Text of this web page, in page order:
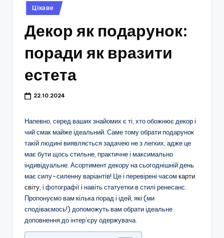
Опубліковано
у
Цікаве
Декор як подарунок:
поради як вразити
естета
22.10.2024
Напевно, серед ваших знайомих є ті, хто обожнює декор і
чий смак майже ідеальний. Саме тому обрати подарунок
такій людині виявляється задачею не з легких, адже це
має бути щось стильне, практичне і максимально
індивідуальне. Асортимент декору на сьогоднішній день
має силу-силенну варіантів! Це і перевірені часом карти
світу, і фотографії і навіть статуетки в стилі ренесанс.
Пропонуємо вам кілька порад і ідей, які (ми
сподіваємось!) допоможуть вам обрати ідеальне
доповнення до інтер’єру одержувача.